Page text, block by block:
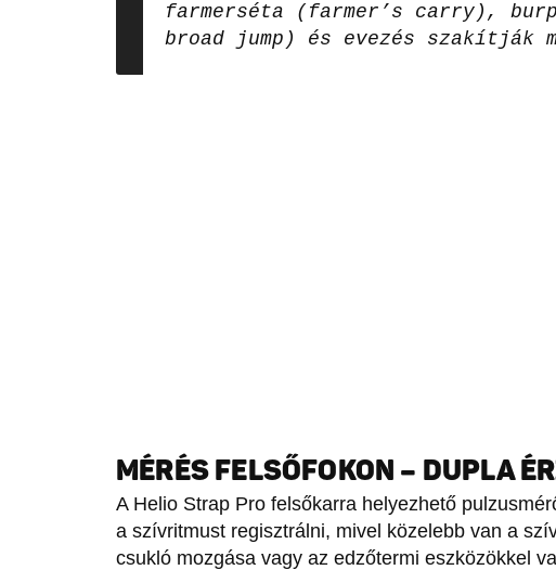
farmerséta (farmer’s carry),
broad jump) és evezés szakítják
MÉRÉS FELSŐFOKON – DUPLA
A Helio Strap Pro felsőkarra helyezhető
a szívritmust regisztrálni, mivel közelebb van a
csukló mozgása vagy az edzőtermi eszközökkel